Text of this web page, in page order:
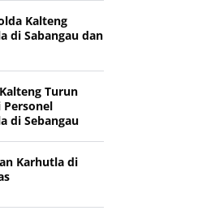
Kalteng
di Sabangau dan
Turun
Personel
di Sebangau
Karhutla di